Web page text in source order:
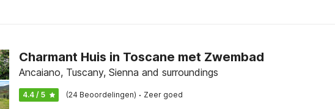
Charmant Huis in Toscane met Zwembad
Ancaiano, Tuscany, Sienna and surroundings
4.4 / 5 (24 Beoordelingen) · Zeer goed